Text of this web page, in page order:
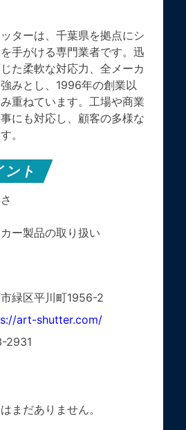
ターは、千葉県を拠点にシ
手がける専門業者です。迅
た柔軟な対応力、全メーカ
みとし、1996年の創業以
重ねています。工場や商業
にも対応し、顧客の多様な
。
ント
ー製品の取り扱い
緑区平川町1956-2
art-shutter.com/
2931
まだありません。